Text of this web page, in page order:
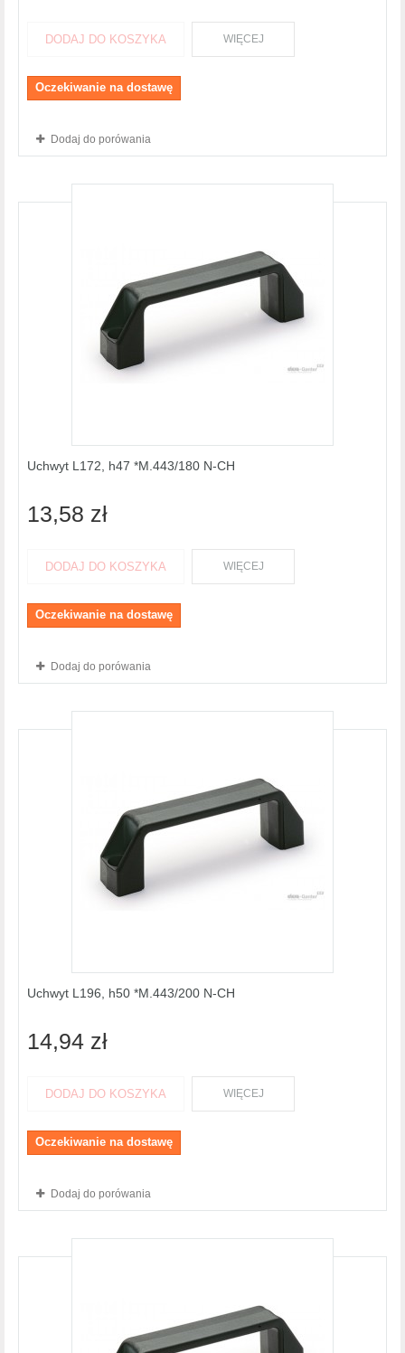
DODAJ DO KOSZYKA WIĘCEJ
Oczekiwanie na dostawę
Dodaj do porówania
Uchwyt L172, h47 *M.443/180 N-CH
13,58 zł
DODAJ DO KOSZYKA WIĘCEJ
Oczekiwanie na dostawę
Dodaj do porówania
Uchwyt L196, h50 *M.443/200 N-CH
14,94 zł
DODAJ DO KOSZYKA WIĘCEJ
Oczekiwanie na dostawę
Dodaj do porówania